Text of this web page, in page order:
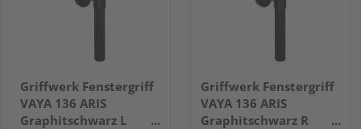
Griffwerk Fenstergriff
VAYA 136 ARIS
Graphitschwarz L
Griffwerk Fenstergriff
VAYA 136 ARIS
Graphitschwarz R